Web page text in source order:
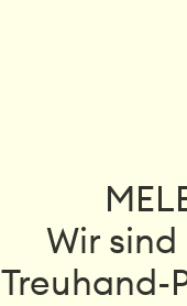
Wir
Treuhand-